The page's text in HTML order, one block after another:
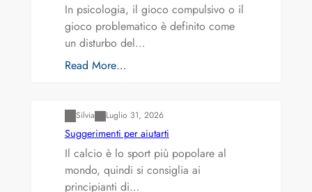
In psicologia, il gioco compulsivo o il
gioco problematico è definito come
un disturbo del…
Read More…
Silvia Luglio 31, 2026
Suggerimenti per aiutarti
Il calcio è lo sport più popolare al
mondo, quindi si consiglia ai
principianti di…